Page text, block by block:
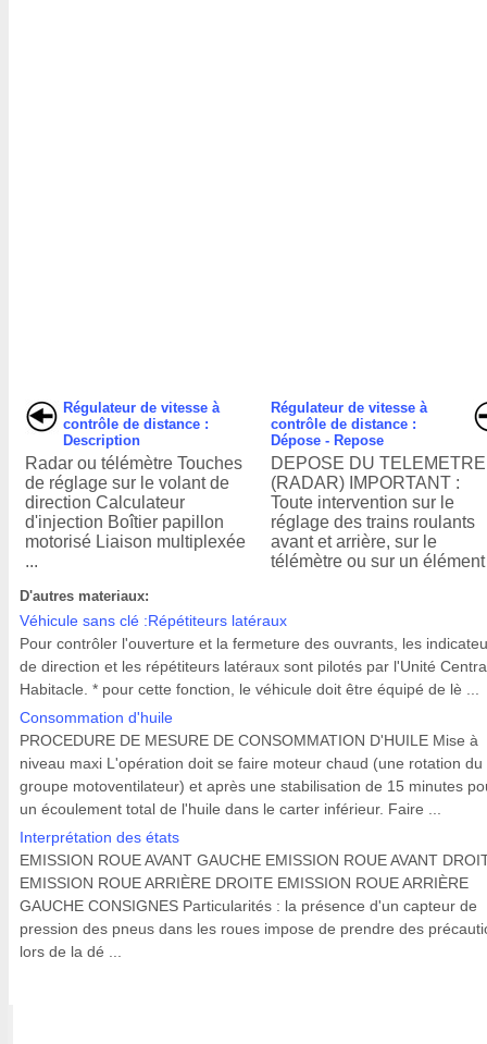
Régulateur de vitesse à
contrôle de distance :
Description
Radar ou télémètre Touches
de réglage sur le volant de
direction Calculateur
d'injection Boîtier papillon
motorisé Liaison multiplexée
...
Régulateur de vitesse à
contrôle de distance :
Dépose - Repose
DEPOSE DU TELEMETRE
(RADAR) IMPORTANT :
Toute intervention sur le
réglage des trains roulants
avant et arrière, sur le
télémètre ou sur un élément
D'autres materiaux:
Véhicule sans clé :Répétiteurs latéraux
Pour contrôler l'ouverture et la fermeture des ouvrants, les
de direction et les répétiteurs latéraux sont pilotés par l'Unité
Habitacle. * pour cette fonction, le véhicule doit être équipé de lè ...
Consommation d'huile
PROCEDURE DE MESURE DE CONSOMMATION D'HUILE Mise à
niveau maxi L'opération doit se faire moteur chaud (une rotation du
groupe motoventilateur) et après une stabilisation de 15 minutes
un écoulement total de l'huile dans le carter inférieur. Faire ...
Interprétation des états
EMISSION ROUE AVANT GAUCHE EMISSION ROUE AVANT
EMISSION ROUE ARRIÈRE DROITE EMISSION ROUE ARRIÈRE
GAUCHE CONSIGNES Particularités : la présence d'un capteur de
pression des pneus dans les roues impose de prendre des
lors de la dé ...